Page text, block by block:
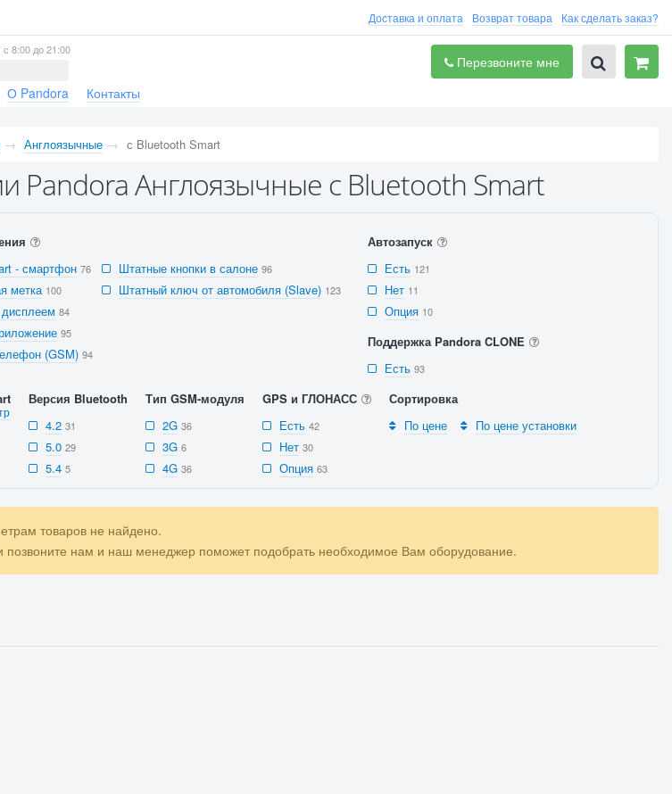
Доставка и оплата Возврат товара Как сделать заказ?
с 8:00 до 21:00
Перезвоните мне
О Pandora Контакты
Англоязычные с Bluetooth Smart
Pandora Англоязычные с Bluetooth Smart
- смартфон 76
метка 100
84
95
(GSM) 94
Штатные кнопки в салоне 96
Штатный ключ от автомобиля (Slave) 123
Автозапуск
Есть 121
Нет 11
Опция 10
Поддержка Pandora CLONE
Есть 93
Версия Bluetooth
4.2 31
5.0 29
5.4 5
Тип GSM-модуля
2G 36
3G 6
4G 36
GPS и ГЛОНАСС
Есть 42
Нет 30
Опция 63
Сортировка
По цене
По цене установки
товаров не найдено.
позвоните нам и наш менеджер поможет подобрать необходимое Вам оборудование.